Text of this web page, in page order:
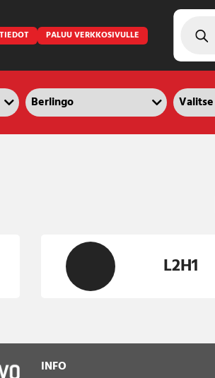
PALUU VERKKOSIVULLE search
L2H1
INFO